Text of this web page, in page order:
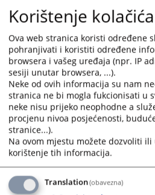
question
mark
key
to
get
the
keyboard
shortcuts
for
changing
dates.
the
question
mark
key
to
get
the
keyboard
shortcuts
for
changing
dates.
Korištenje kolačića
Ova web stranica koristi određene
pohranjivati i koristiti određene
browsera i vašeg uređaja (npr. IP
sesiji unutar browsera, ...).
Neke od ovih informacija su nam
stranica ne bi mogla fukcionisati u
neke nisu prijeko neophodne a
procjenu nivoa posjećenosti,
stranice...).
Na ovom mjestu možete dozvoliti
korištenje tih informacija.
Translation(obavezna)